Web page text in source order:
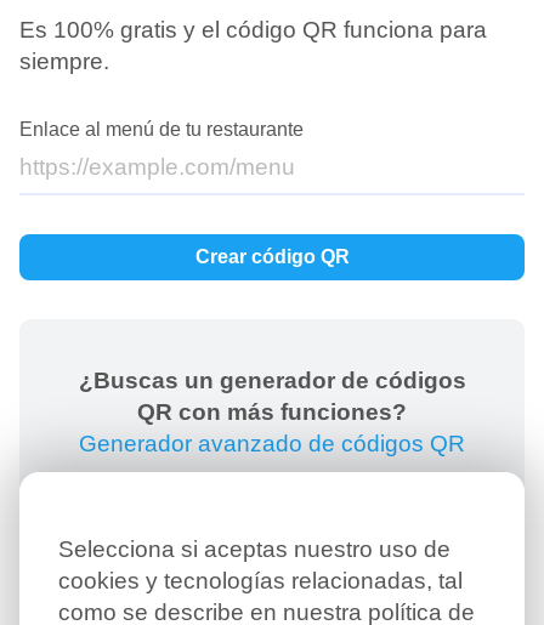
Es 100% gratis y el código QR funciona para
siempre.
Enlace al menú de tu restaurante
¿Buscas un generador de códigos
QR con más funciones?
Generador avanzado de códigos QR
→
Selecciona si aceptas nuestro uso de
cookies y tecnologías relacionadas, tal
como se describe en nuestra política de